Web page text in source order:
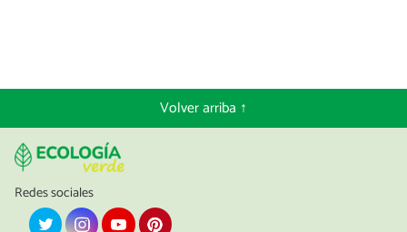
Volver arriba ↑
Redes sociales